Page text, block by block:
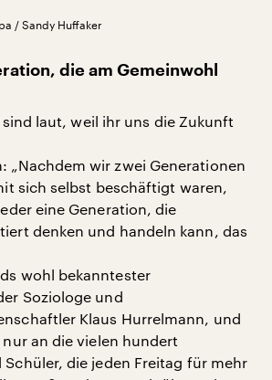
/ Sandy Huffaker
die am Gemeinwohl
sind laut, weil ihr uns die Zukunft
„Nachdem wir zwei Generationen
sich selbst beschäftigt waren,
eine Generation, die
denken und handeln kann, das
wohl bekanntester
Soziologe und
Klaus Hurrelmann, und
an die vielen hundert
die jeden Freitag für mehr